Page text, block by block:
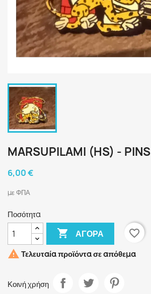
MARSUPILAMI (HS) - PINS
6,00 €
με ΦΠΑ
Ποσότητα
 ΑΓΟΡΆ
favorite_border
 Τελευταία προϊόντα σε απόθεμα
Κοινή χρήση